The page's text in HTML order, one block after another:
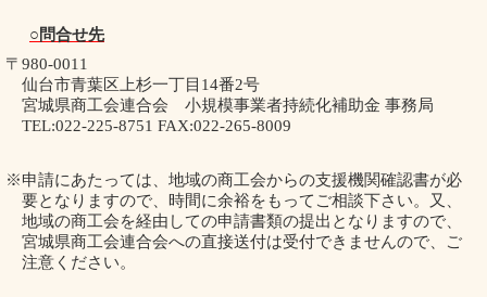
○問合せ先
〒980-0011
仙台市青葉区上杉一丁目 14番2号
宮城県商工会連合会 小規模事業者持続化補助金 事務局
TEL:022-225-8751 FAX:022-265-8009
※申請にあたっては、地域の商工会からの支援機関確認書が必
要となりますので、時間に余裕をもってご相談下さい。又、
地域の商工会を経由しての申請書類の提出となりますので、
宮城県商工会連合会への直接送付は受付できませんので、ご
注意ください。